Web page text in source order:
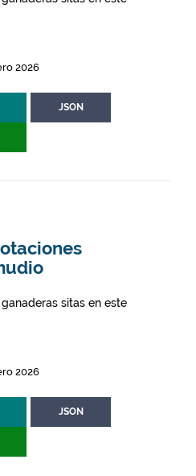
2026
JSON
sitas en este
2026
JSON